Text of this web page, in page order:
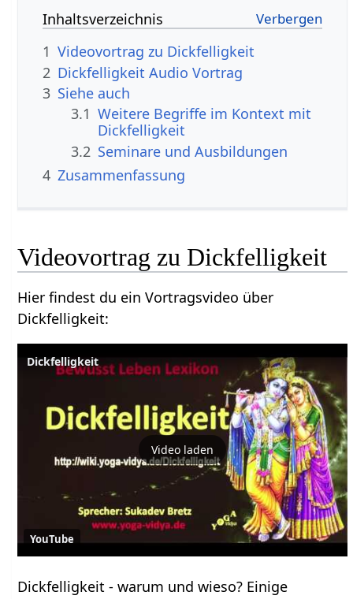
Inhaltsverzeichnis
1
2
Dickfelligkeit‏‎ Audio Vortrag
3 Siehe auch
3.1 Weitere Begriffe im Kontext mit
3.2 Seminare und Ausbildungen
4 Zusammenfassung
Hier findest du ein Vortragsvideo über
Dickfelligkeit‏‎:
Dickfelligkeit
Video laden
YouTube
Dickfelligkeit‏‎ - warum und wieso? Einige